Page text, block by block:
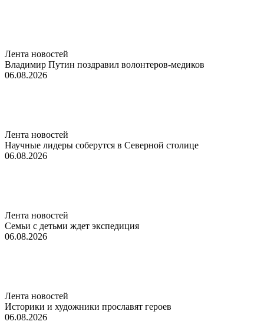
Лента новостей
Владимир Путин поздравил волонтеров-медиков
06.08.2026
Лента новостей
Научные лидеры соберутся в Северной столице
06.08.2026
Лента новостей
Семьи с детьми ждет экспедиция
06.08.2026
Лента новостей
Историки и художники прославят героев
06.08.2026